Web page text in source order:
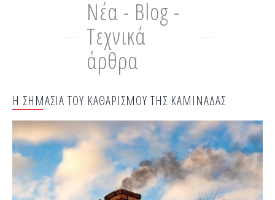
Νέα - Blog -
Τεχνικά
άρθρα
Η ΣΗΜΑΣΙΑ ΤΟΥ ΚΑΘΑΡΙΣΜΟΥ ΤΗΣ ΚΑΜΙΝΑΔΑΣ